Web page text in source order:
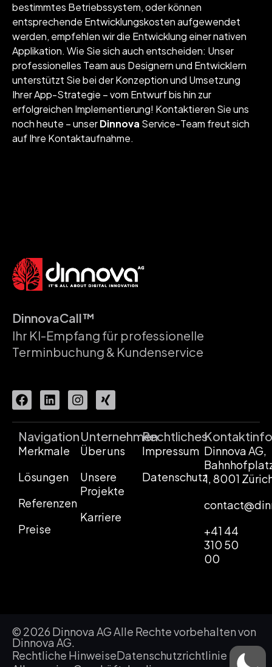
bestimmtes Betriebssystem, oder können
entsprechende Entwicklungskosten aufgewendet
werden, empfehlen wir die Entwicklung einer nativen
Applikation. Wie Sie sich auch entscheiden: Unser
professionelles Team aus Designern und Entwicklern
unterstützt Sie bei der Konzeption und Umsetzung
Ihrer App-Strategie – vom Entwurf bis hin zur
erfolgreichen Implementierung! Kontaktieren Sie uns
noch heute – unserDinnova Service-Team freut sich
auf Ihre Kontaktaufnahme.
DinnovaCall™
Ihr KI-Empfang für professionelle
Terminbuchung & Kundenservice
Navigation
Merkmale
Lösungen
Referenzen
Preise
Unternehmen
Über uns
Unsere
Projekte
Karriere
Rechtliches
Impressum
Datenschutz
Dinnova AG,
1, 8001
+41 44
310 50
00
© 2026 Dinnova AG Alle Rechte vorbehalten von
Dinnova AG.
Rechtliche HinweiseDatenschutzrichtlinie